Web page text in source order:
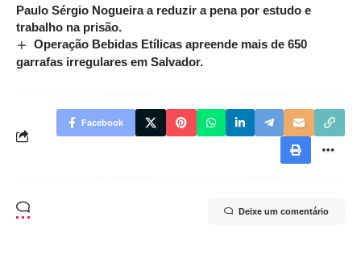
Paulo Sérgio Nogueira a reduzir a pena por estudo e
trabalho na prisão.
Operação Bebidas Etílicas apreende mais de 650
garrafas irregulares em Salvador.
Facebook
Deixe um comentário